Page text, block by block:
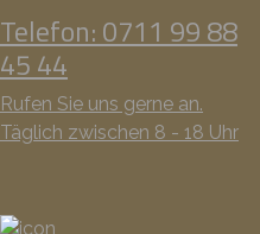
Telefon: 0711 99 88
45 44
Rufen Sie uns gerne an.
Täglich zwischen 8 - 18 Uhr